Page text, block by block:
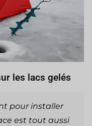
les lacs gelés
pour installer
est tout aussi